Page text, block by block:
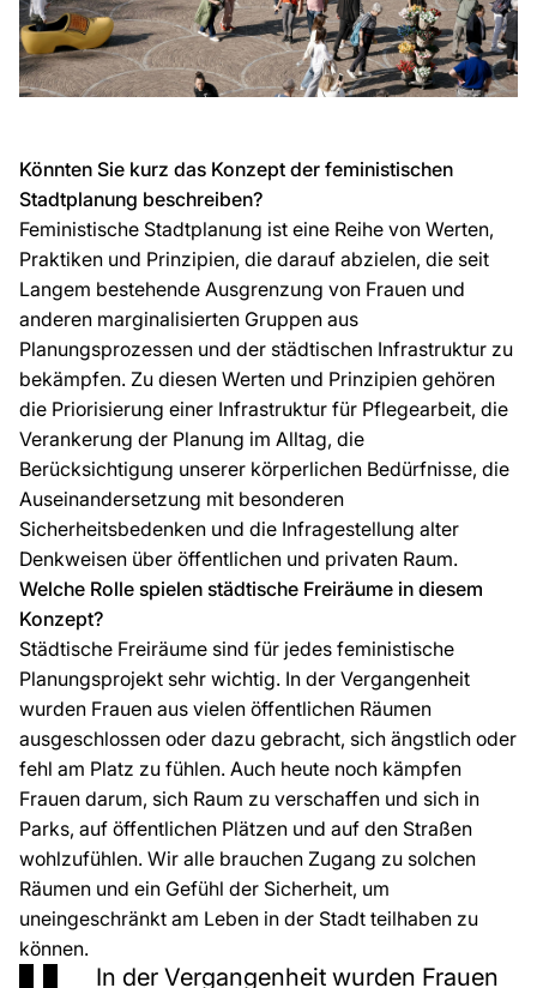
Könnten Sie kurz das Konzept der feministischen
Stadtplanung beschreiben?
Feministische Stadtplanung ist eine Reihe von Werten,
Praktiken und Prinzipien, die darauf abzielen, die seit
Langem bestehende Ausgrenzung von Frauen und
anderen marginalisierten Gruppen aus
Planungsprozessen und der städtischen Infrastruktur zu
bekämpfen. Zu diesen Werten und Prinzipien gehören
die Priorisierung einer Infrastruktur für Pflegearbeit, die
Verankerung der Planung im Alltag, die
Berücksichtigung unserer körperlichen Bedürfnisse, die
Auseinandersetzung mit besonderen
Sicherheitsbedenken und die Infragestellung alter
Denkweisen über öffentlichen und privaten Raum.
Welche Rolle spielen städtische Freiräume in diesem
Konzept?
Städtische Freiräume sind für jedes feministische
Planungsprojekt sehr wichtig. In der Vergangenheit
wurden Frauen aus vielen öffentlichen Räumen
ausgeschlossen oder dazu gebracht, sich ängstlich oder
fehl am Platz zu fühlen. Auch heute noch kämpfen
Frauen darum, sich Raum zu verschaffen und sich in
Parks, auf öffentlichen Plätzen und auf den Straßen
wohlzufühlen. Wir alle brauchen Zugang zu solchen
Räumen und ein Gefühl der Sicherheit, um
uneingeschränkt am Leben in der Stadt teilhaben zu
können.
In der Vergangenheit wurden Frauen